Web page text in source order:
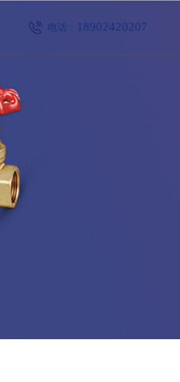
电话： 18902420207